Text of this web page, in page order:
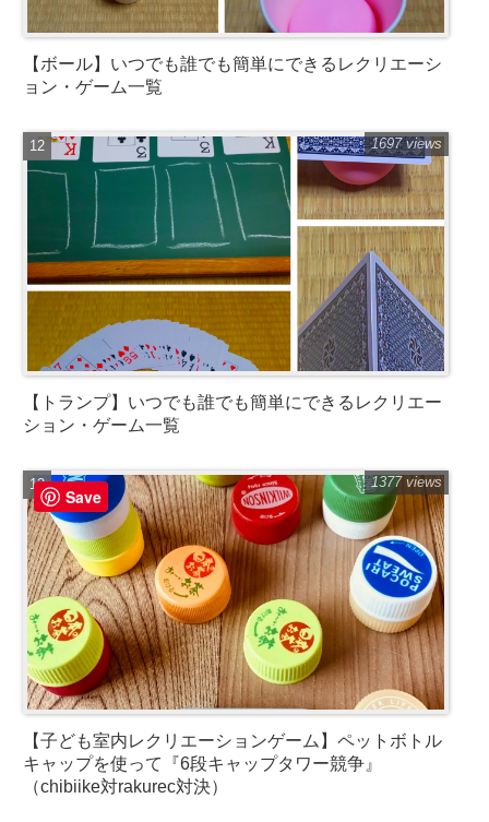
【ボール】いつでも誰でも簡単にできるレクリエーシ
ョン・ゲーム一覧
【トランプ】いつでも誰でも簡単にできるレクリエー
ション・ゲーム一覧
1697 views
【子ども室内レクリエーションゲーム】ペットボトル
キャップを使って『6段キャップタワー競争』
（chibiike対rakurec対決）
1377 views
Save